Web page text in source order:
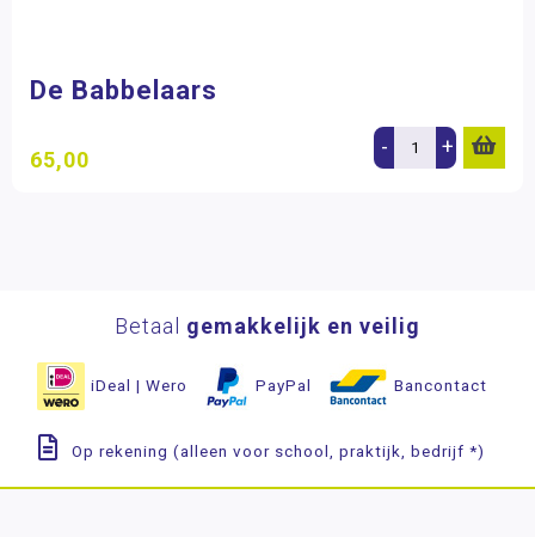
De Babbelaars
65,00 - +
Betaal gemakkelijk en veilig
iDeal | Wero PayPal Bancontact
Op rekening (alleen voor school, praktijk, bedrijf *)